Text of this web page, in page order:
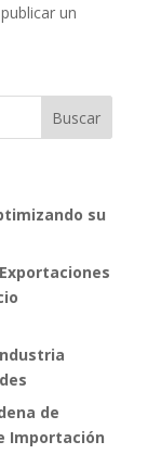
un
su
de
Importación